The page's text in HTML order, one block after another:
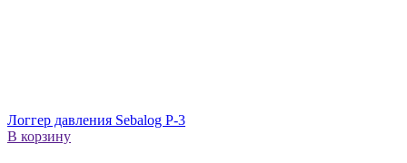
Логгер давления Sebalog P-3
В корзину